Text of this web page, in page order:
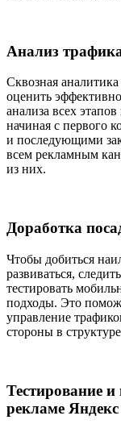
Анализ
Сквозная
оценить
анализа всех
начиная с первого
и последующими
всем рекламным
из них.
Доработка
Чтобы добиться
развиваться,
тестировать
подходы. Это
управление
стороны в
Тестирование и
рекламе